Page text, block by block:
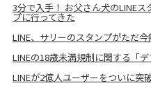
3分で入手！ お父さん犬のLINE
プに行ってきた
LINE、サリーのスタンプがただ
LINEの18歳未満規制に関する「デ
LINEが2億人ユーザーをついに突